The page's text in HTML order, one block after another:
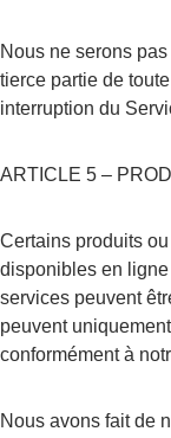
Nous ne serons
tierce partie de
interruption du
ARTICLE 5 –
Certains produits
disponibles en
services peuvent
peuvent
conformément à
Nous avons fait de